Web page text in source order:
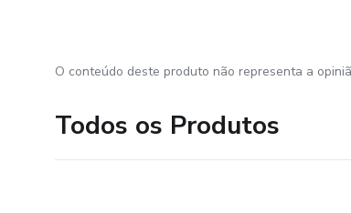
O conteúdo deste produto não representa a
Todos os Produtos